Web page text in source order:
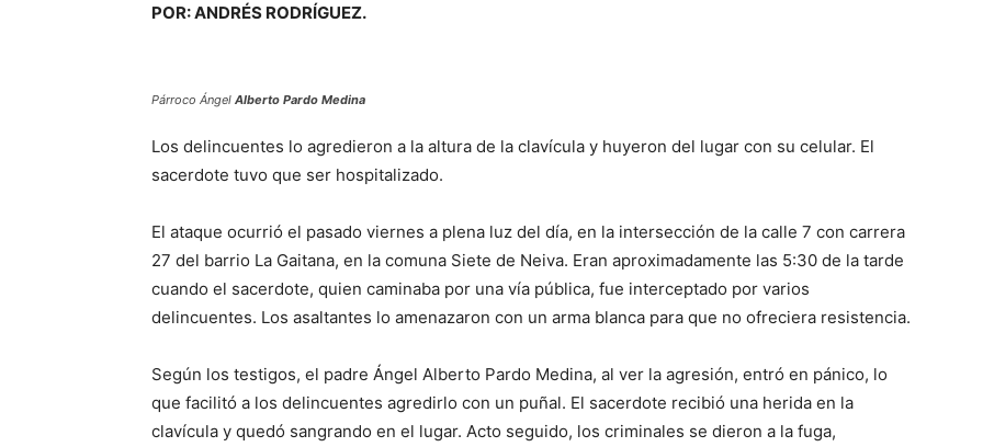
POR: ANDRÉS RODRÍGUEZ.
Párroco Ángel Alberto Pardo Medina
Los delincuentes lo agredieron a la altura de la clavícula y huyeron del lugar con su celular. El
sacerdote tuvo que ser hospitalizado.
El ataque ocurrió el pasado viernes a plena luz del día, en la intersección de la calle 7 con carrera
27 del barrio La Gaitana, en la comuna Siete de Neiva. Eran aproximadamente las 5:30 de la tarde
cuando el sacerdote, quien caminaba por una vía pública, fue interceptado por varios
delincuentes. Los asaltantes lo amenazaron con un arma blanca para que no ofreciera resistencia.
Según los testigos, el padre Ángel Alberto Pardo Medina, al ver la agresión, entró en pánico, lo
que facilitó a los delincuentes agredirlo con un puñal. El sacerdote recibió una herida en la
clavícula y quedó sangrando en el lugar. Acto seguido, los criminales se dieron a la fuga,